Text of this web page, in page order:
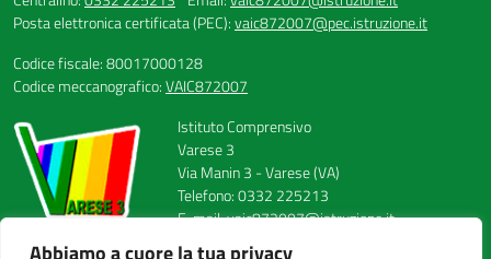
Abbiamo a cuore la tua privacy
Posta elettronica certificata (PEC):vaic872007@pec.istruzione.it
Codice fiscale: 80017000128
Codice meccanografico:VAIC872007
Istituto Comprensivo
Varese 3
Via Manin 3 - Varese (VA)
Telefono: 0332 225213
E-mail: vaic872007@istruzione.it
PEC: vaic872007@pec.istruzione.it